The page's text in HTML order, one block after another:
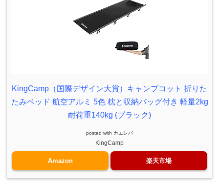
KingCamp（国際デザイン大賞）キャンプコット 折りた
たみベッド 航空アルミ 5色 枕と収納バッグ付き 軽量2kg
耐荷重140kg (ブラック)
posted with カエレバ
KingCamp
Amazon 楽天市場